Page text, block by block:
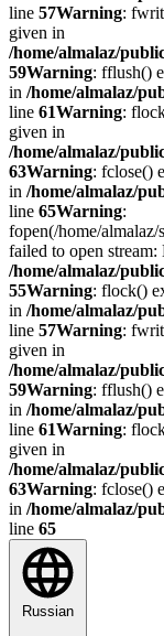
line 57Warning:
given in
/home/almalaz/
59Warning: fflush()
in /home/almalaz/
line 61Warning:
given in
/home/almalaz/
63Warning: fclose()
in /home/almalaz/
line 65Warning:
fopen(/home/almalaz/
failed to open
/home/almalaz/
55Warning: flock()
in /home/almalaz/
line 57Warning:
given in
/home/almalaz/
59Warning: fflush()
in /home/almalaz/
line 61Warning:
given in
/home/almalaz/
63Warning: fclose()
in /home/almalaz/
line 65
Russian